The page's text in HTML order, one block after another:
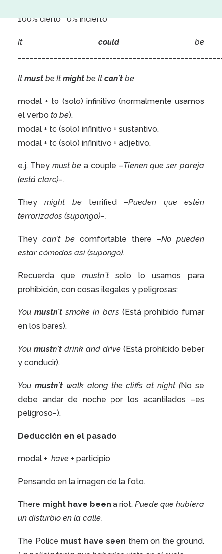
100% cierto 0% incierto
It couldbe
Itmust be Itmight be Itcan´t be
modal + to (solo) infinitivo (normalmente usamos
el verbo to be).
modal + to (solo) infinitivo + sustantivo.
modal + to (solo) infinitivo + adjetivo.
e.j. They must bea couple –Tienen que ser pareja
(está claro)–.
Theymight beterrified –Pueden que estén
terrorizados (supongo)–.
They can´t be comfortable there –No pueden
estar cómodos así (supongo).
Recuerda quemustn´tsolo lo usamos para
prohibición, con cosas ilegales y peligrosas:
Youmustn´t smoke in bars (Está prohibido fumar
en los bares).
You mustn´t drink and drive (Está prohibido beber
y conducir).
You mustn´twalk along the cliffs at night (No se
debe andar de noche por los acantilados –es
peligroso–).
Deducción en el pasado
modal + have + participio
Pensando en la imagen de la foto.
There might have been a riot. Puede que hubiera
un disturbio en la calle.
The Police must have seen them on the ground.